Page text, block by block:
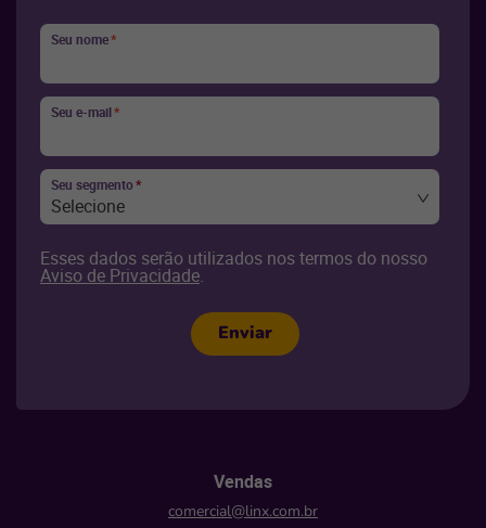
Seu nome*
Seu e-mail*
Seu segmento*
Selecione
Esses dados serão utilizados nos termos do nosso
Aviso de Privacidade.
Enviar
Vendas
comercial@linx.com.br